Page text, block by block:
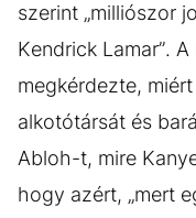
szerint „milliószor
Kendrick Lamar”.
megkérdezte,
alkotótársát és
Abloh-t, mire
hogy azért, „mert